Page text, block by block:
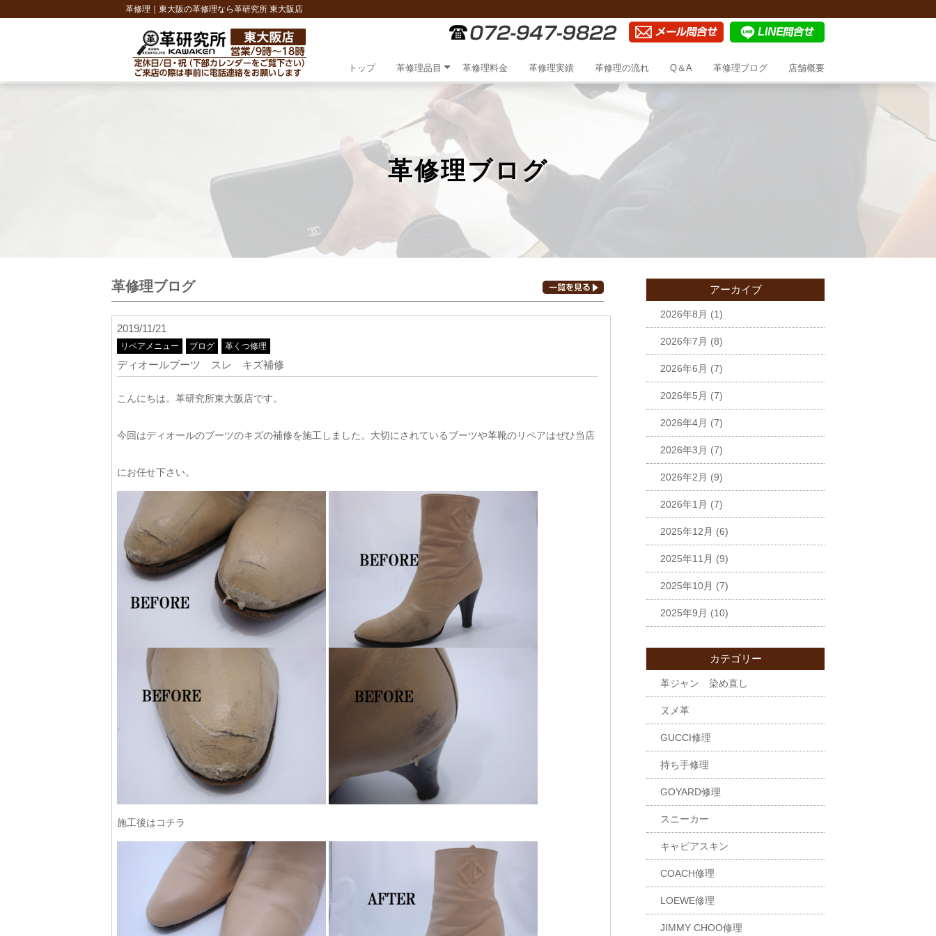
革修理｜東大阪の革修理なら革研究所 東大阪店
トップ 革修理品目 革修理料金 革修理実績 革修理の流れ Q＆A 革修理ブログ 店舗概要
革修理ブログ
革修理ブログ
2019/11/21
リペアメニュー ブログ 革くつ修理
ディオールブーツ スレ キズ補修
こんにちは。革研究所東大阪店です。
今回はディオールのブーツのキズの補修を施工しました。大切にされているブーツや革靴のリペアはぜひ当店
にお任せ下さい。
施工後はコチラ
アーカイブ
2026年8月 (1)
2026年7月 (8)
2026年6月 (7)
2026年5月 (7)
2026年4月 (7)
2026年3月 (7)
2026年2月 (9)
2026年1月 (7)
2025年12月 (6)
2025年11月 (9)
2025年10月 (7)
2025年9月 (10)
カテゴリー
革ジャン 染め直し
ヌメ革
GUCCI修理
持ち手修理
GOYARD修理
スニーカー
キャビアスキン
COACH修理
LOEWE修理
JIMMY CHOO修理